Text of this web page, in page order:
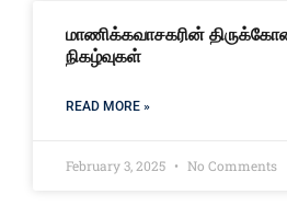
மாணிக்கவாசகரின்
நிகழ்வுகள்
READ MORE »
February 3, 2025 No Comments